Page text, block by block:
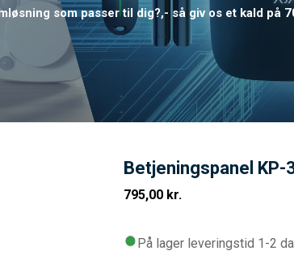
som passer til dig?,- så giv os et kald på
Betjeningspanel
795,00 kr.
På lager leveringstid 1-2